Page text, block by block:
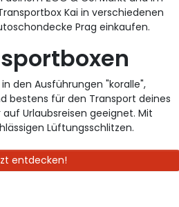
Kai in verschiedenen
Prag einkaufen.
den Ausführungen "koralle",
bestens für den Transport deines
Urlaubsreisen geeignet. Mit
Lüftungsschlitzen.
entdecken!